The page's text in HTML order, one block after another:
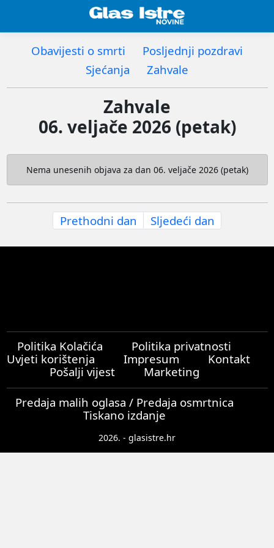
Obavijesti o smrti
Posljednji pozdravi
Sjećanja
Zahvale
Zahvale
06. veljače 2026 (petak)
Nema unesenih objava za dan 06. veljače 2026 (petak)
Prethodni dan Sljedeći dan
Politika Kolačića
Politika privatnosti
Uvjeti korištenja
Impresum
Kontakt
Pošalji vijest
Marketing
Predaja malih oglasa / Predaja osmrtnica
Tiskano izdanje
2026. - glasistre.hr